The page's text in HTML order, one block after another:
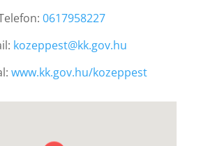
0617958227
kozeppest@kk.gov.hu
www.kk.gov.hu/kozeppest